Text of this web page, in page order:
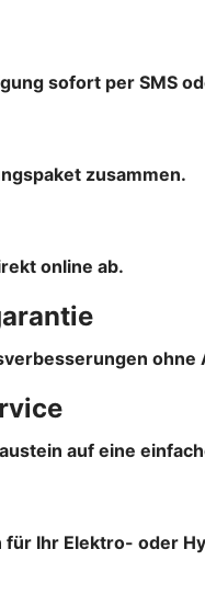
sofort per SMS
zusammen.
online ab.
ohne
auf eine
für Ihr Elektro- oder